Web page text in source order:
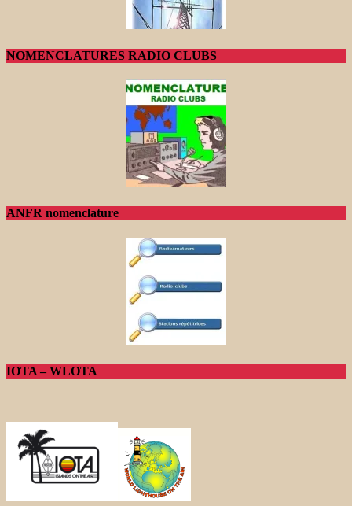
NOMENCLATURES RADIO CLUBS
ANFR nomenclature
IOTA – WLOTA